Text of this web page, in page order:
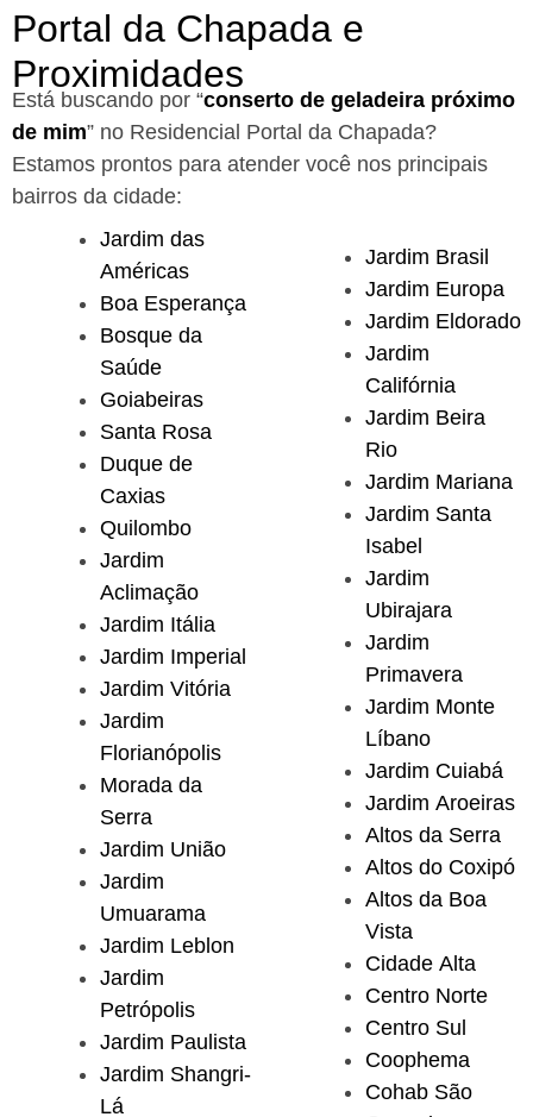
Portal da Chapada e
Proximidades
Está buscando por “conserto de geladeira próximo
de mim” no Residencial Portal da Chapada?
Estamos prontos para atender você nos principais
bairros da cidade:
Jardim das
Américas
Boa Esperança
Bosque da
Saúde
Goiabeiras
Santa Rosa
Duque de
Caxias
Quilombo
Jardim
Aclimação
Jardim Itália
Jardim Imperial
Jardim Vitória
Jardim
Florianópolis
Morada da
Serra
Jardim União
Jardim
Umuarama
Jardim Leblon
Jardim
Petrópolis
Jardim Paulista
Jardim Shangri-
Lá
Jardim Brasil
Jardim Europa
Jardim Eldorado
Jardim
Califórnia
Jardim Beira
Rio
Jardim Mariana
Jardim Santa
Isabel
Jardim
Ubirajara
Jardim
Primavera
Jardim Monte
Líbano
Jardim Cuiabá
Jardim Aroeiras
Altos da Serra
Altos do Coxipó
Altos da Boa
Vista
Cidade Alta
Centro Norte
Centro Sul
Coophema
Cohab São